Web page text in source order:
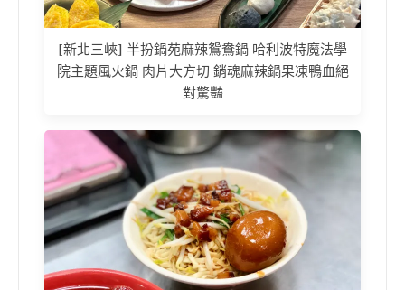
[新北三峽] 半扮鍋苑麻辣鴛鴦鍋 哈利波特魔法學
院主題風火鍋 肉片大方切 銷魂麻辣鍋果凍鴨血絕
對驚豔